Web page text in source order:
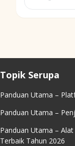
Topik Serupa
Panduan Utama –
Panduan Utama –
Panduan Utama –
Terbaik Tahun 2026